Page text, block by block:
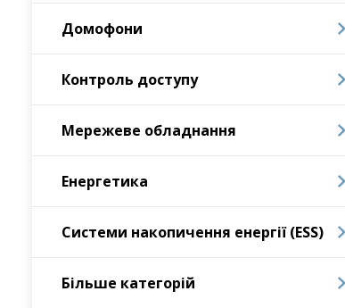
Домофони
Контроль доступу
Мережеве обладнання
Енергетика
Системи накопичення енергії (ESS)
Бiльше категорiй